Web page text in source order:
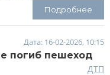
Подробнее
Дата: 16-02-2026, 10:15
погиб пешеход
ДТП